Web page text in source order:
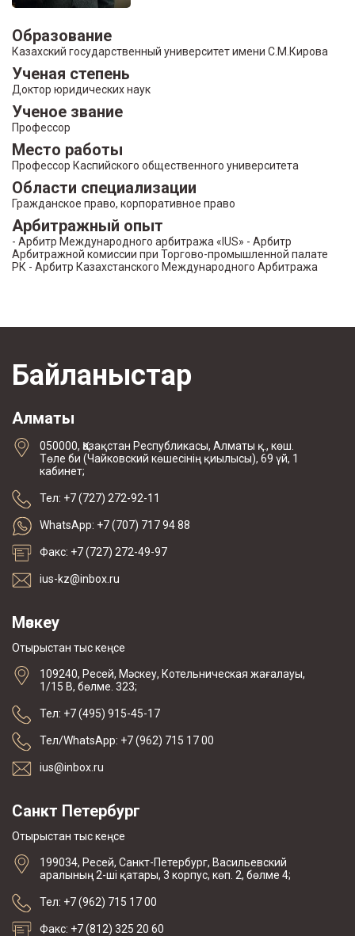
Образование
Казахский государственный университет имени С.М.Кирова
Ученая степень
Доктор юридических наук
Ученое звание
Профессор
Место работы
Профессор Каспийского общественного университета
Области специализации
Гражданское право, корпоративное право
Арбитражный опыт
- Арбитр Международного арбитража «IUS» - Арбитр
Арбитражной комиссии при Торгово-промышленной палате
РК - Арбитр Казахстанского Международного Арбитража
Байланыстар
Алматы
050000, Қазақстан Республикасы, Алматы қ., көш.
Төле би (Чайковский көшесінің қиылысы), 69 үй, 1
кабинет;
Тел: +7 (727) 272-92-11
WhatsApp: +7 (707) 717 94 88
Факс: +7 (727) 272-49-97
ius-kz@inbox.ru
Мәскеу
Отырыстан тыс кеңсе
109240, Ресей, Мәскеу, Котельническая жағалауы,
1/15 В, бөлме. 323;
Тел: +7 (495) 915-45-17
Тел/WhatsApp: +7 (962) 715 17 00
ius@inbox.ru
Санкт Петербург
Отырыстан тыс кеңсе
199034, Ресей, Санкт-Петербург, Васильевский
аралының 2-ші қатары, 3 корпус, көп. 2, бөлме 4;
Тел: +7 (962) 715 17 00
Факс: +7 (812) 325 20 60